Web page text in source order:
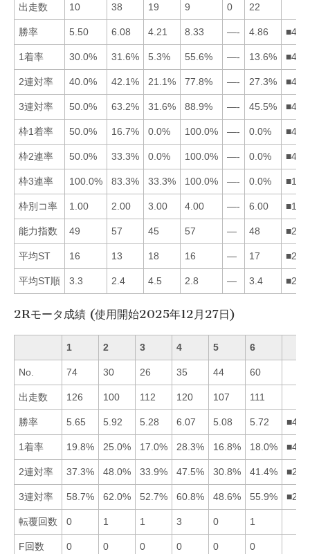
出走数 10 38 19 9 0 22
勝率 5.50 6.08 4.21 8.33 —- 4.86
1着率 30.0% 31.6% 5.3% 55.6% —- 13.6%
2連対率 40.0% 42.1% 21.1% 77.8% —- 27.3%
3連対率 50.0% 63.2% 31.6% 88.9% —- 45.5%
枠1着率 50.0% 16.7% 0.0% 100.0% —- 0.0%
枠2連率 50.0% 33.3% 0.0% 100.0% —- 0.0%
枠3連率 100.0% 83.3% 33.3% 100.0% —- 0.0%
枠別コ率 1.00 2.00 3.00 4.00 —- 6.00
能力指数 49 57 45 57 — 48
平均ST 16 13 18 16 — 17
平均ST順 3.3 2.4 4.5 2.8 — 3.4
2Rモータ成績 (使用開始2025年12月27日)
1 2 3 4 5 6
No. 74 30 26 35 44 60
出走数 126 100 112 120 107 111
勝率 5.65 5.92 5.28 6.07 5.08 5.72
1着率 19.8% 25.0% 17.0% 28.3% 16.8% 18.0%
2連対率 37.3% 48.0% 33.9% 47.5% 30.8% 41.4%
3連対率 58.7% 62.0% 52.7% 60.8% 48.6% 55.9%
転覆回数 0 1 1 3 0 1
F回数 0 0 0 0 0 0